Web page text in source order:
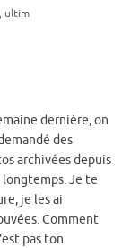
, ultim
dernière, on
des
archivées depuis
longtemps. Je te
je les ai
Comment
pas ton